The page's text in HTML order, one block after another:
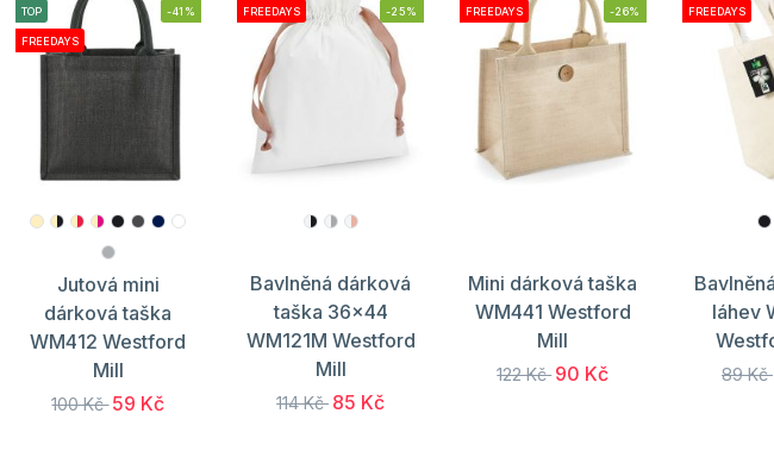
TOP
FREEDAYS
-41%
Jutová mini
dárková taška
WM412 Westford
Mill
100 Kč 59 Kč
FREEDAYS -25%
Bavlněná dárková
taška 36x44
WM121M Westford
Mill
114 Kč 85 Kč
FREEDAYS -26%
Mini dárková taška
WM441 Westford
Mill
122 Kč 90 Kč
FREEDAYS
láhev
89 Kč